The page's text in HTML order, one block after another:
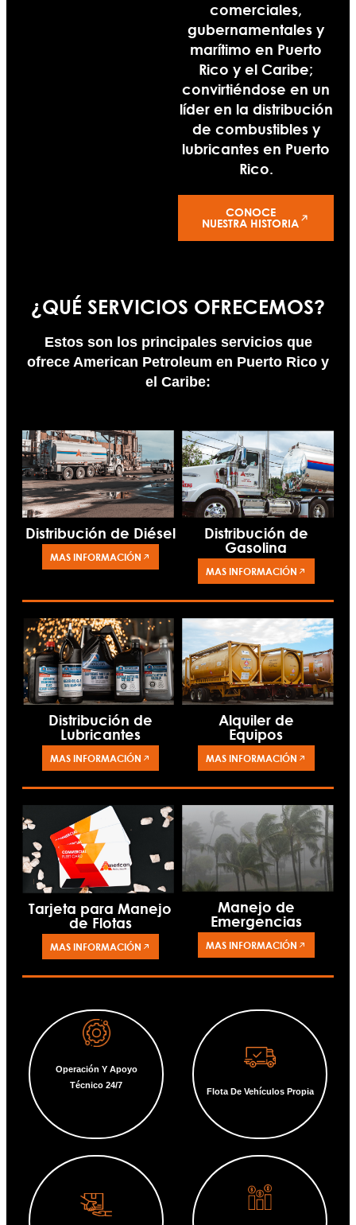
comerciales,
gubernamentales y
marítimo en Puerto
Rico y el Caribe;
convirtiéndose en un
líder en la distribución
de combustibles y
lubricantes en Puerto
Rico.
CONOCE
NUESTRA HISTORIA
¿QUÉ SERVICIOS OFRECEMOS?
Estos son los principales servicios que
ofrece American Petroleum en Puerto Rico y
el Caribe:
Distribución de Diésel
MAS INFORMACIÓN
Distribución de
Gasolina
MAS INFORMACIÓN
Distribución de
Lubricantes
MAS INFORMACIÓN
Alquiler de
Equipos
MAS INFORMACIÓN
Tarjeta para Manejo
de Flotas
MAS INFORMACIÓN
Manejo de
Emergencias
MAS INFORMACIÓN
Operación Y Apoyo
Técnico 24/7
Flota De Vehículos Propia